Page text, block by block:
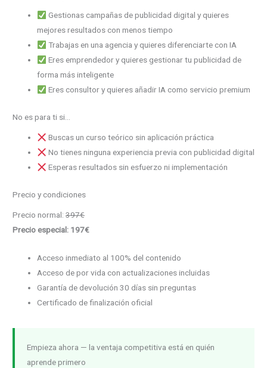
Gestionas campañas de publicidad digital y quieres
mejores resultados con menos tiempo
Trabajas en una agencia y quieres diferenciarte con IA
Eres emprendedor y quieres gestionar tu publicidad de
forma más inteligente
Eres consultor y quieres añadir IA como servicio premium
No es para ti si…
Buscas un curso teórico sin aplicación práctica
No tienes ninguna experiencia previa con publicidad digital
Esperas resultados sin esfuerzo ni implementación
Precio y condiciones
Precio normal:397€
Precio especial: 197€
Acceso inmediato al 100% del contenido
Acceso de por vida con actualizaciones incluidas
Garantía de devolución 30 días sin preguntas
Certificado de finalización oficial
Empieza ahora — la ventaja competitiva está en quién
aprende primero